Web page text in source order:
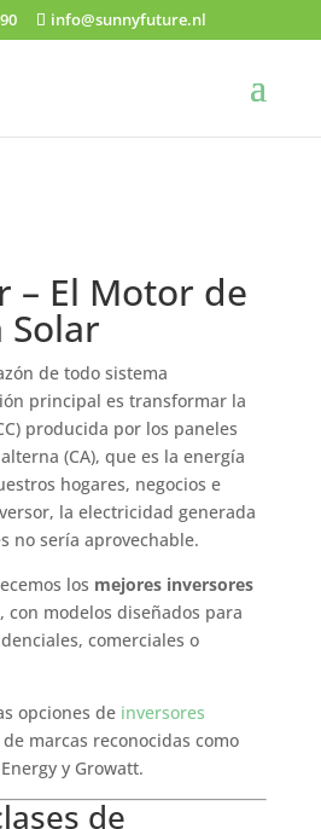
info@sunnyfuture.nl
– El Motor de
Solar
de todo sistema
principal es transformar la
producida por los paneles
(CA), que es la energía
hogares, negocios e
la electricidad generada
no sería aprovechable.
los mejores inversores
con modelos diseñados para
comerciales o
opciones de inversores
de marcas reconocidas como
y Growatt.
de